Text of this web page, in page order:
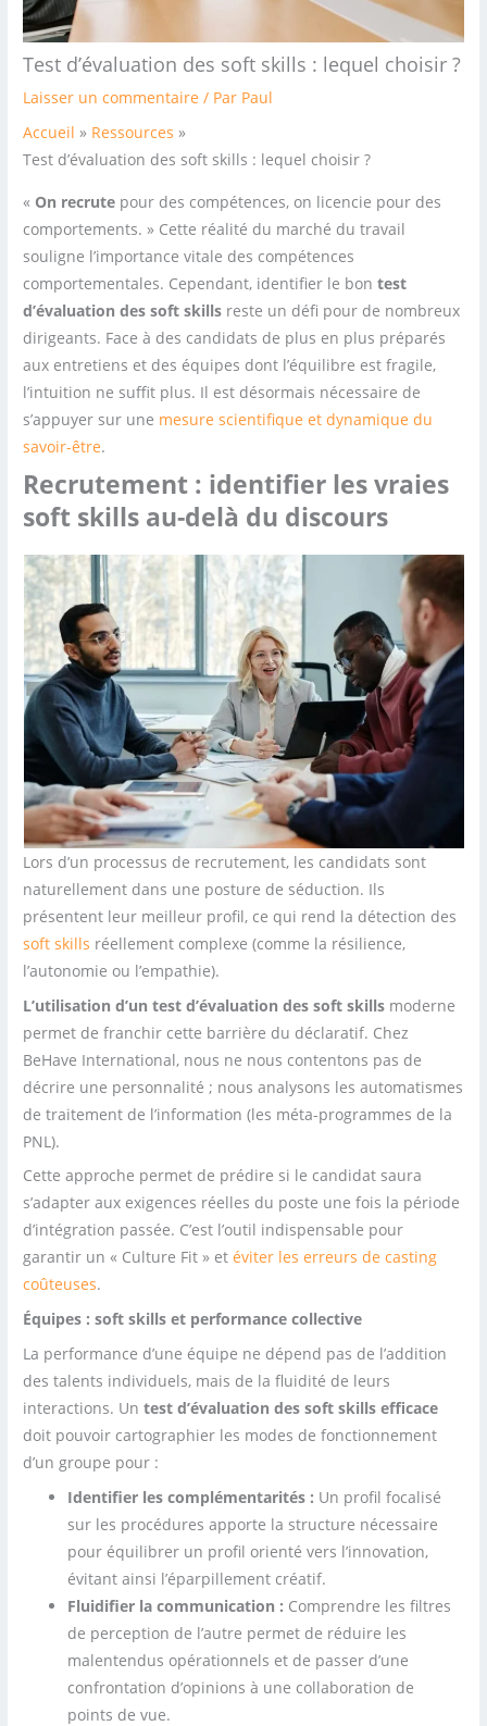
Test d’évaluation des soft skills​ : lequel choisir ?
Laisser un commentaire / Par Paul
Accueil
Ressources
Test d’évaluation des soft skills​ : lequel choisir ?
« On recrute pour des compétences, on licencie pour des
comportements. » Cette réalité du marché du travail
souligne l’importance vitale des compétences
comportementales. Cependant, identifier le bontest
d’évaluation des soft skills reste un défi pour de nombreux
dirigeants. Face à des candidats de plus en plus préparés
aux entretiens et des équipes dont l’équilibre est fragile,
l’intuition ne suffit plus. Il est désormais nécessaire de
s’appuyer sur une mesure scientifique et dynamique du
savoir-être.
Recrutement : identifier les vraies
soft skills au-delà du discours
Lors d’un processus de recrutement, les candidats sont
naturellement dans une posture de séduction. Ils
présentent leur meilleur profil, ce qui rend la détection des
soft skills réellement complexe (comme la résilience,
l’autonomie ou l’empathie).
L’utilisation d’un test d’évaluation des soft skills moderne
permet de franchir cette barrière du déclaratif. Chez
BeHave International, nous ne nous contentons pas de
décrire une personnalité ; nous analysons les automatismes
de traitement de l’information (les méta-programmes de la
PNL).
Cette approche permet de prédire si le candidat saura
s’adapter aux exigences réelles du poste une fois la période
d’intégration passée. C’est l’outil indispensable pour
garantir un « Culture Fit » etéviter les erreurs de casting
coûteuses.
Équipes : soft skills et performance collective
La performance d’une équipe ne dépend pas de l’addition
des talents individuels, mais de la fluidité de leurs
interactions. Untest d’évaluation des soft skills efficace
doit pouvoir cartographier les modes de fonctionnement
d’un groupe pour :
Identifier les complémentarités : Un profil focalisé
sur les procédures apporte la structure nécessaire
pour équilibrer un profil orienté vers l’innovation,
évitant ainsi l’éparpillement créatif.
Fluidifier la communication : Comprendre les filtres
de perception de l’autre permet de réduire les
malentendus opérationnels et de passer d’une
confrontation d’opinions à une collaboration de
points de vue.